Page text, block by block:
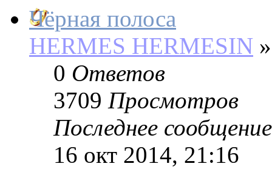
Чёрная полоса
HERMES HERMESIN »
0 Ответов
3709 Просмотров
Последнее сообщение
16 окт 2014, 21:16